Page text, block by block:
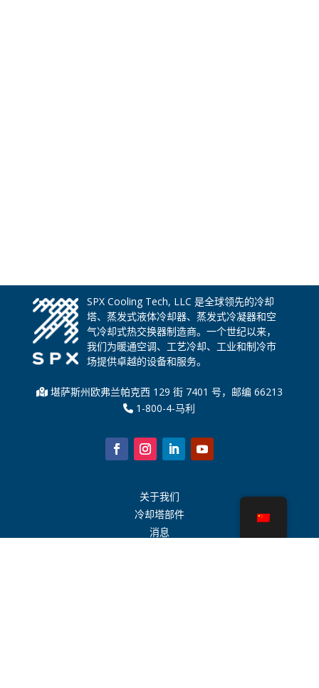
SPX Cooling Tech, LLC 是全球领先的冷却
塔、蒸发式液体冷却器、蒸发式冷凝器和空
气冷却式热交换器制造商。一个世纪以来，
我们为暖通空调、工艺冷却、工业和制冷市
场提供卓越的设备和服务。
堪萨斯州欧弗兰帕克西 129 街 7401 号，邮编 66213
1-800-4-马利
关于我们
冷却塔部件
消息